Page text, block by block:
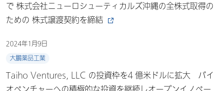
で 株式会社ニューロシューティカルズ沖縄の全株式取得の
ための 株式譲渡契約を締結
2024年1月9日
大鵬薬品工業
Taiho Ventures, LLC の投資枠を4 億米ドルに拡大 バイ